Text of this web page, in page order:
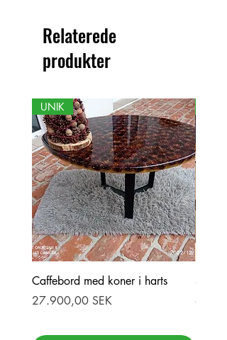
Relaterede
produkter
UNIK
Caffebord med koner i harts
Pris
27.900,00 SEK
Stor
Pris